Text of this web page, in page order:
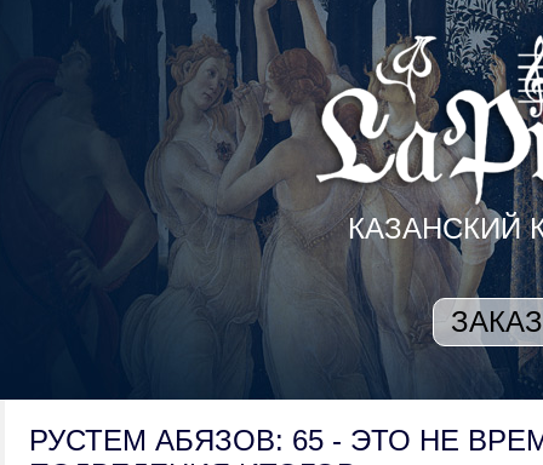
КАЗАНСКИЙ
РУСТЕМ АБЯЗОВ: 65 - ЭТО НЕ